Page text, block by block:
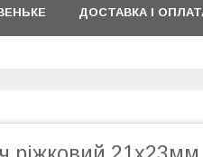
ДОСТАВКА І